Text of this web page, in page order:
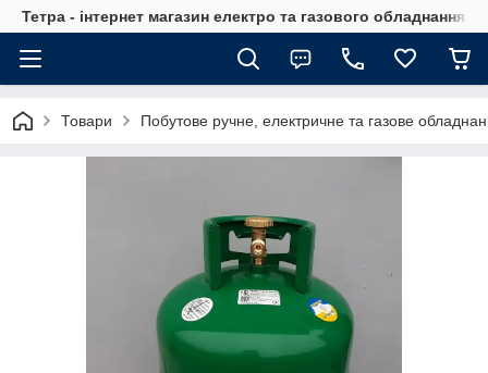
Тетра - інтернет магазин електро та газового обладнання,
Товари Побутове ручне, електричне та газове